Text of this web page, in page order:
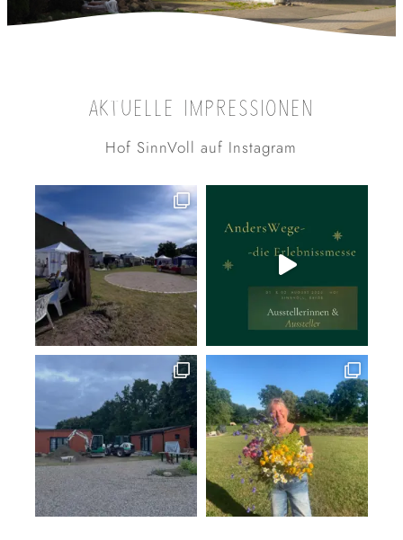
AKTUELLE IMPRESSIONEN
Hof SinnVoll auf Instagram